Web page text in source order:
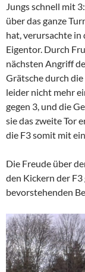
Jungs schnell mit
über das ganze
hat, verursachte in
Eigentor. Durch
nächsten Angriff
Grätsche durch
leider nicht mehr
gegen 3, und die
sie das zweite Tor
die F3 somit mit
Die Freude über
den Kickern der
bevorstehenden